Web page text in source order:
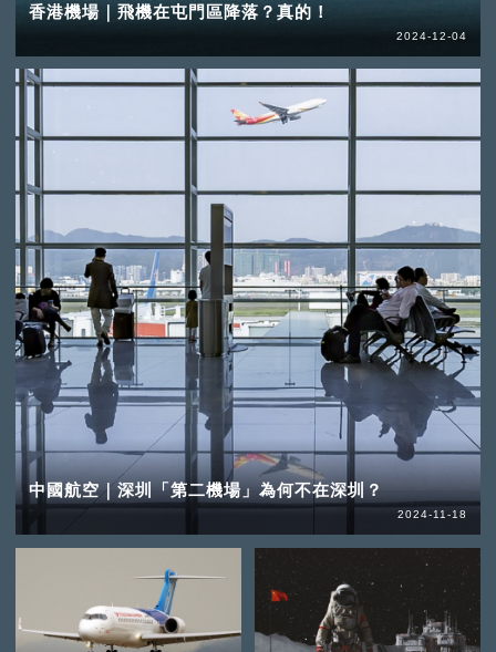
香港機場｜飛機在屯門區降落？真的！
2024-12-04
中國航空｜深圳「第二機場」為何不在深圳？
2024-11-18